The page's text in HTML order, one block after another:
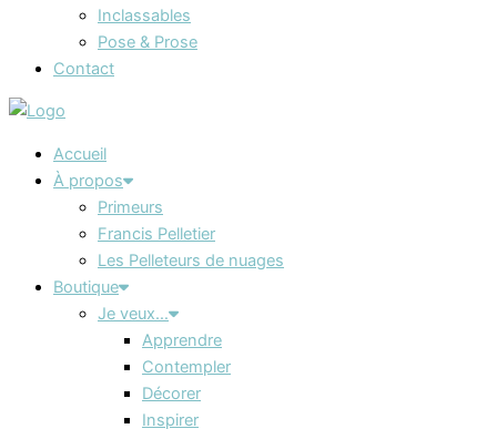
Inclassables
Pose & Prose
Contact
Accueil
À propos
Primeurs
Francis Pelletier
Les Pelleteurs de nuages
Boutique
Je veux…
Apprendre
Contempler
Décorer
Inspirer